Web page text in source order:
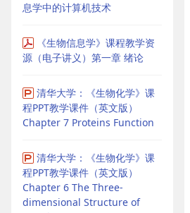
息学中的计算机技术
《生物信息学》课程教学资
源（电子讲义）第一章 绪论
清华大学：《生物化学》课
程PPT教学课件（英文版）
Chapter 7 Proteins Function
清华大学：《生物化学》课
程PPT教学课件（英文版）
Chapter 6 The Three-
dimensional Structure of